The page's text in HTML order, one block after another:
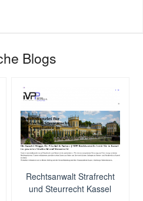
Blogs
Rechtsanwalt Strafrecht
und Steurrecht Kassel